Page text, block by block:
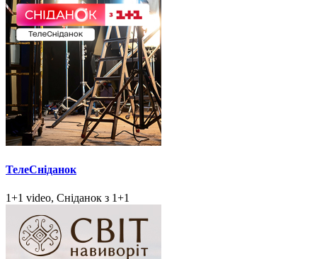
ТелеСніданок
1+1 video, Сніданок з 1+1